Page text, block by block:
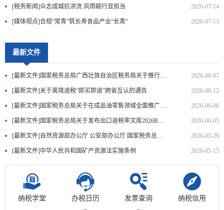
[税务新闻]众志成城抗洪流 风雨砺行显担当 2026-07-14
[媒体视点]合规“常青”筑长寿食品产业“长青” 2026-07-13
最新文件
2026-08-07
[最新文件]关于离境退税“即买即退”跨省互认的通告 2026-06-12
2026-06-08
2026-06-05
2026-05-29
[最新文件]中华人民共和国矿产资源法实施条例 2026-05-15
纳税学堂 办税日历 发票查询 纳税信用